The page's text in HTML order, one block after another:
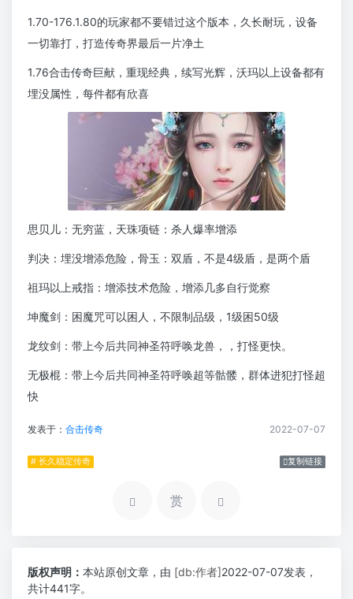
1.70-176.1.80的玩家都不要错过这个版本，久长耐玩，设备
一切靠打，打造传奇界最后一片净土
1.76合击传奇巨献，重现经典，续写光辉，沃玛以上设备都有
埋没属性，每件都有欣喜
思贝儿：无穷蓝，天珠项链：杀人爆率增添
判决：埋没增添危险，骨玉：双盾，不是4级盾，是两个盾
祖玛以上戒指：增添技术危险，增添几多自行觉察
坤魔剑：困魔咒可以困人，不限制品级，1级困50级
龙纹剑：带上今后共同神圣符呼唤龙兽，，打怪更快。
无极棍：带上今后共同神圣符呼唤超等骷髅，群体进犯打怪超
快
发表于： 合击传奇 2022-07-07
# 长久稳定传奇 复制链接
赏
版权声明： 本站原创文章，由 [db:作者]2022-07-07发表，
共计441字。